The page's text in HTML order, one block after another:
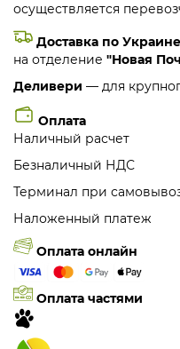
осуществляется
Доставка по Украине
на отделение "Новая
Деливери — для
Оплата
Наличный расчет
Безналичный НДС
Терминал при
Наложенный платеж
Оплата онлайн
Оплата частями